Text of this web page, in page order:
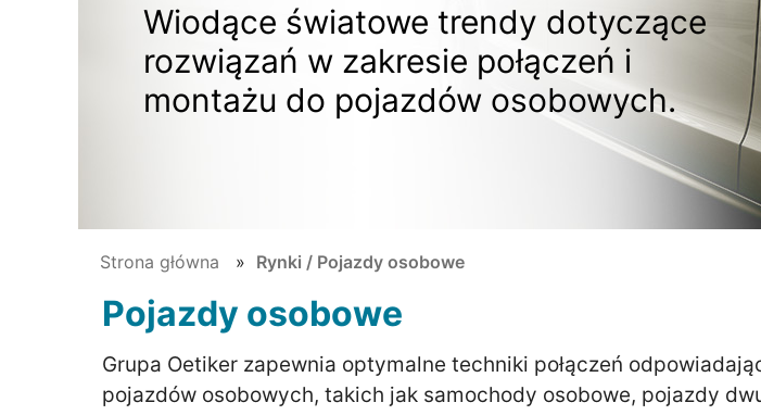
Wiodące światowe trendy dotyczące
rozwiązań w zakresie połączeń i
montażu do pojazdów osobowych.
Strona główna Rynki / Pojazdy osobowe
Pojazdy osobowe
Grupa Oetiker zapewnia optymalne techniki połączeń
pojazdów osobowych, takich jak samochody osobowe, pojazdy